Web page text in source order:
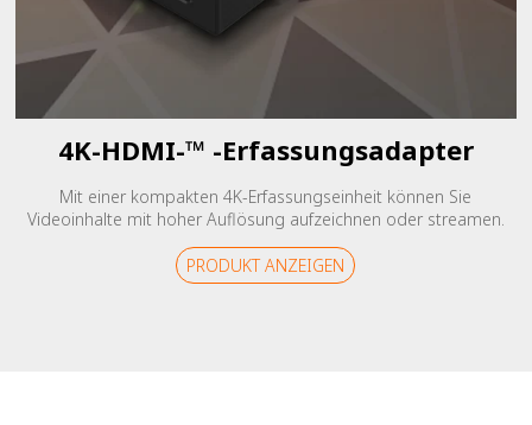
4K-HDMI-™ -Erfassungsadapter
Mit einer kompakten 4K-Erfassungseinheit können Sie
Videoinhalte mit hoher Auflösung aufzeichnen oder streamen.
PRODUKT ANZEIGEN